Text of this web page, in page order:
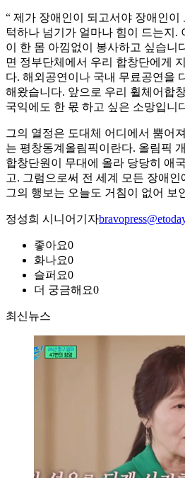
“ 제가 장애인이 되고서야 장애인이
턱하나 넘기가 얼마나 힘이 드는지.
이 한 몸 아낌없이 봉사하고 싶습니
면 정부단체에서 우리 합창단에게
다. 해외공연이나 국내 무료공연을
해왔습니다. 앞으로 우리 휠체어합
국익에도 한 몫 하고 싶은 소망입니
그의 열정은 도대체 어디에서 뿜어
는 평창동계올림픽이란다. 올림픽
합창단원이 무대에 올라 당당히 애
고. 그럼으로써 전 세계 모든 장애
그의 행보는 오늘도 거침이 없어 보
정성희 시니어기자
좋아요0
화나요0
슬퍼요0
더 궁금해요0
최신뉴스